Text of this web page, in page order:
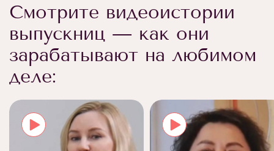
Смотрите видеоистории
выпускниц — как они
зарабатывают на любимом
деле: